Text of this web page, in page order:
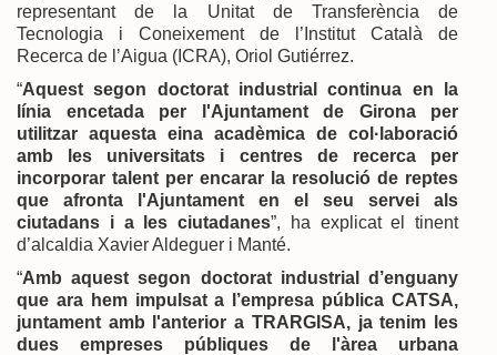
representant de la Unitat de Transferència de
Tecnologia i Coneixement de l’Institut Català de
Recerca de l’Aigua (ICRA), Oriol Gutiérrez.
“Aquest segon doctorat industrial continua en la
línia encetada per l'Ajuntament de Girona per
utilitzar aquesta eina acadèmica de col·laboració
amb les universitats i centres de recerca per
incorporar talent per encarar la resolució de reptes
que afronta l'Ajuntament en el seu servei als
ciutadans i a les ciutadanes”, ha explicat el tinent
d’alcaldia Xavier Aldeguer i Manté.
“Amb aquest segon doctorat industrial d’enguany
que ara hem impulsat a l’empresa pública CATSA,
juntament amb l'anterior a TRARGISA, ja tenim les
dues empreses públiques de l'àrea urbana